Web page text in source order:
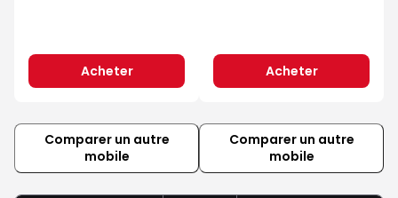
Acheter Acheter
Comparer un autre
mobile
Comparer un autre
mobile